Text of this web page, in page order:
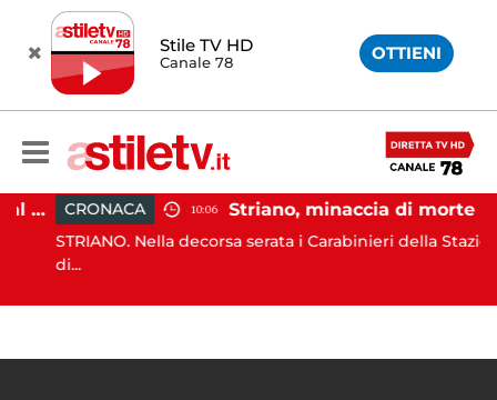
Stile TV HD
Canale 78 OTTIENI
Paestum, Codacons scrive al ministro Giuli: "Rilanciare scavi dell'Anfiteatro nell'area archeologica" CRONACA 10:06 Striano, minaccia di morte il sindaco: 67enne ai domiciliari
STRIANO. Nella decorsa serata i Carabinieri della Stazione
di...